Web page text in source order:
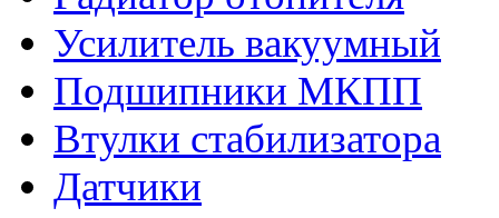
Усилитель вакуумный
Подшипники МКПП
Втулки стабилизатора
Датчики